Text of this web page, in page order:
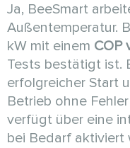
Ja, BeeSmart
Außentemperatur.
kW mit einem COP
Tests bestätigt ist.
erfolgreicher Start
Betrieb ohne
verfügt über eine
bei Bedarf aktiviert